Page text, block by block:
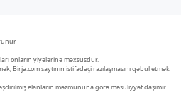
onların yiyələrinə məxsusdur.
Birja.com saytının istifadəçi razılaşmasını qəbul etmək
elanların məzmununa görə məsuliyyət daşımır.